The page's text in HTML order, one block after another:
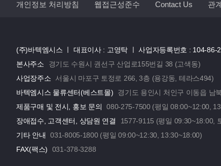
개인정보 처리방침 웹접근성준수 Contact Us 관
(주)바텍엠시스 ㅣ 대표이사 : 고영탁 ㅣ사업자등록번호 : 104-86-
본사주소
경기도 수원시 권선구 산업로155번길 38 (고색동)
사업장주소
서울시 마포구 토정로 266, 3층 (용강동, 테라스494)
바텍엠시스 물류센터(베스트몰)
경기도 용인시 처인구 이동읍 남
제품구매 및 전시, 홍보 문의
080-275-7500 (평일 08:00~12:00,
장애접수, 고객센터, 상담원 연결
1577-9115 (평일 09:30~18:00,
기타 안내
031-8005-1800 (평일 09:00~12:30, 13:30~18:00)
FAX(팩스)
031-378-3288